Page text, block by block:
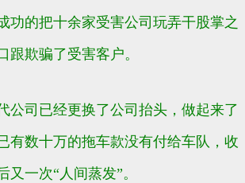
功的把十余家受害公司玩弄干股掌之
跟欺骗了受害客户。
公司已经更换了公司抬头，做起来了
有数十万的拖车款没有付给车队，收
又一次“人间蒸发”。